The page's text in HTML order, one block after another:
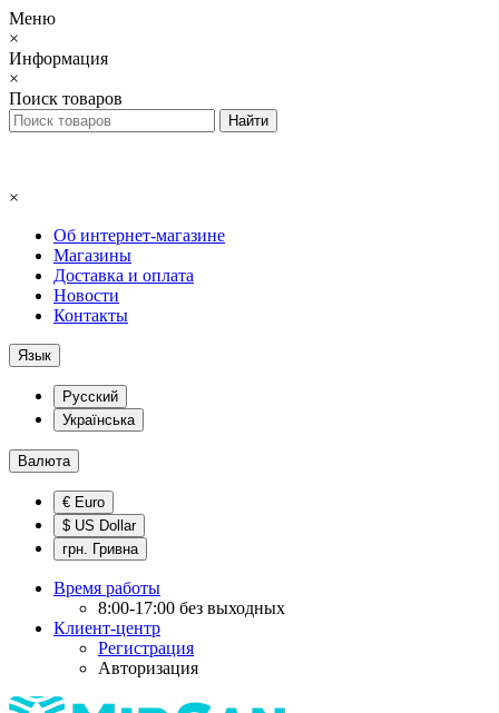
Меню
×
Информация
×
Поиск товаров
×
Об интернет-магазине
Магазины
Доставка и оплата
Новости
Контакты
Язык
Русский
Українська
Валюта
€ Euro
$ US Dollar
грн. Гривна
Время работы
8:00-17:00 без выходных
Клиент-центр
Регистрация
Авторизация